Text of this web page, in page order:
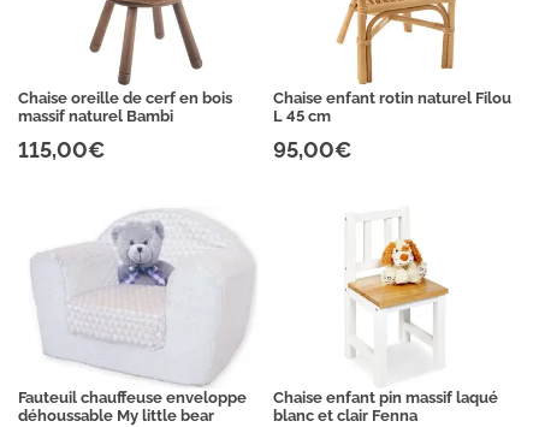
Chaise oreille de cerf en bois
massif naturel Bambi
115,00€
Chaise enfant rotin naturel Filou
L 45 cm
95,00€
Fauteuil chauffeuse enveloppe
déhoussable My little bear
Chaise enfant pin massif laqué
blanc et clair Fenna